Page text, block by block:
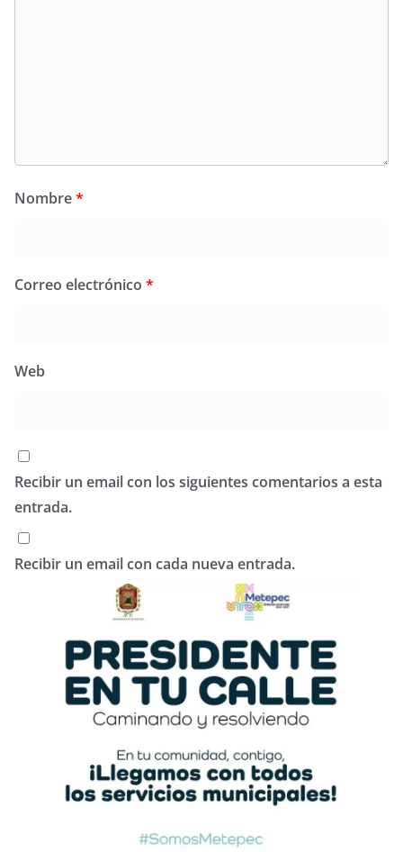
Nombre*
Correo electrónico *
Web
Recibir un email con los siguientes comentarios a esta
entrada.
Recibir un email con cada nueva entrada.